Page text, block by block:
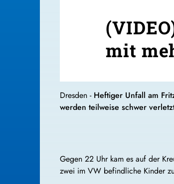
mit
Dresden - Heftiger Unfall am
werden teilweise schwer
Gegen 22 Uhr kam es auf der
zwei im VW befindliche Kinder